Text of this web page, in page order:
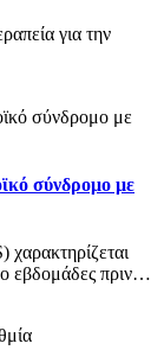
για την
σύνδρομο με
εβδομάδες πριν…